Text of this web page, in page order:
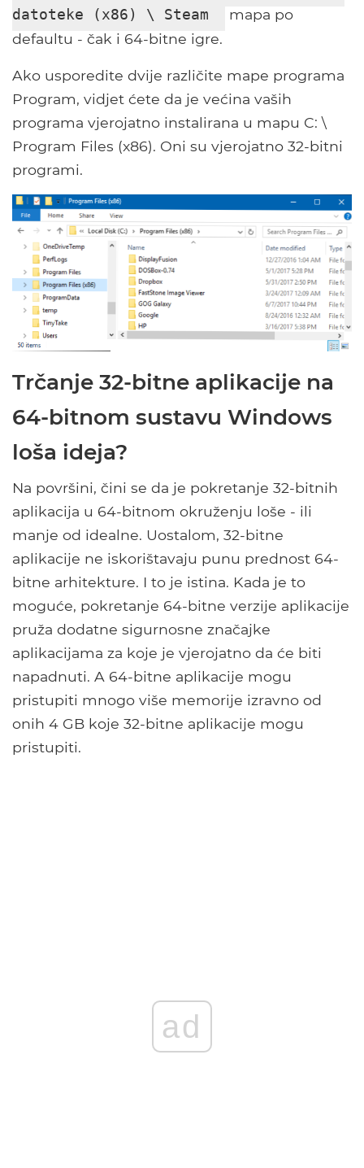
datoteke (x86) \ Steam
mapa po
defaultu - čak i 64-bitne igre.
Ako usporedite dvije različite mape programa
Program, vidjet ćete da je većina vaših
programa vjerojatno instalirana u mapu C: \
Program Files (x86). Oni su vjerojatno 32-bitni
programi.
Trčanje 32-bitne aplikacije na
64-bitnom sustavu Windows
loša ideja?
Na površini, čini se da je pokretanje 32-bitnih
aplikacija u 64-bitnom okruženju loše - ili
manje od idealne. Uostalom, 32-bitne
aplikacije ne iskorištavaju punu prednost 64-
bitne arhitekture. I to je istina. Kada je to
moguće, pokretanje 64-bitne verzije aplikacije
pruža dodatne sigurnosne značajke
aplikacijama za koje je vjerojatno da će biti
napadnuti. A 64-bitne aplikacije mogu
pristupiti mnogo više memorije izravno od
onih 4 GB koje 32-bitne aplikacije mogu
pristupiti.
ad